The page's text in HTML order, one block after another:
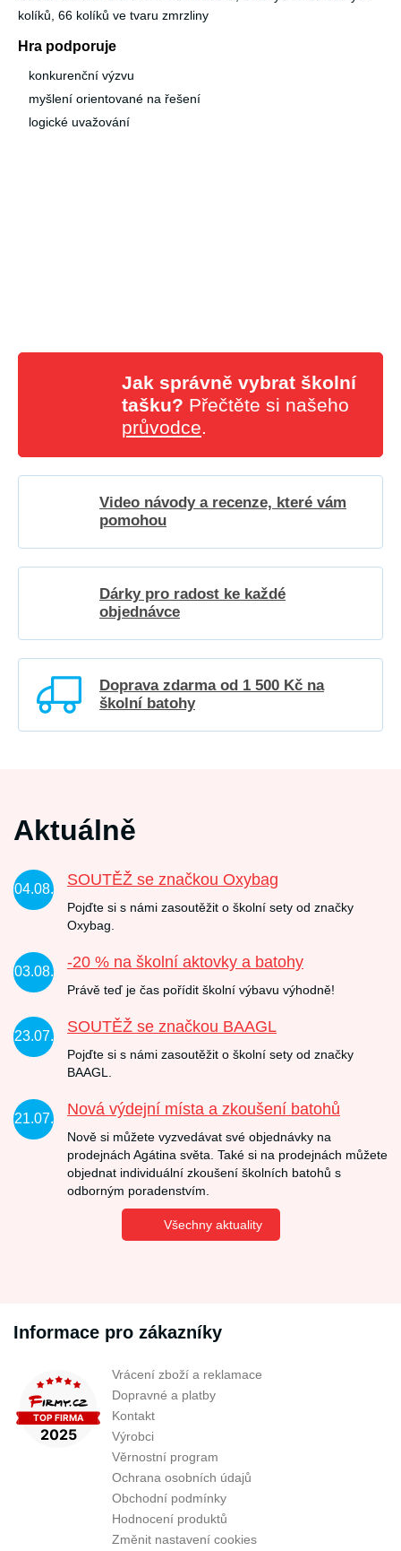
kolíků, 66 kolíků ve tvaru zmrzliny
Hra podporuje
konkurenční výzvu
myšlení orientované na řešení
logické uvažování
Jak správně vybrat školní
tašku? Přečtěte si našeho
průvodce.
Video návody a recenze, které vám
pomohou
Dárky pro radost ke každé
objednávce
Doprava zdarma od 1 500 Kč na
školní batohy
Aktuálně
04.08.
SOUTĚŽ se značkou Oxybag
Pojďte si s námi zasoutěžit o školní sety od značky
Oxybag.
03.08.
-20 % na školní aktovky a batohy
Právě teď je čas pořídit školní výbavu výhodně!
23.07.
SOUTĚŽ se značkou BAAGL
Pojďte si s námi zasoutěžit o školní sety od značky
BAAGL.
21.07.
Nová výdejní místa a zkoušení batohů
Nově si můžete vyzvedávat své objednávky na
prodejnách Agátina světa. Také si na prodejnách můžete
objednat individuální zkoušení školních batohů s
odborným poradenstvím.
Všechny aktuality
Informace pro zákazníky
Vrácení zboží a reklamace
Dopravné a platby
Kontakt
Výrobci
Věrnostní program
Ochrana osobních údajů
Obchodní podmínky
Hodnocení produktů
Změnit nastavení cookies